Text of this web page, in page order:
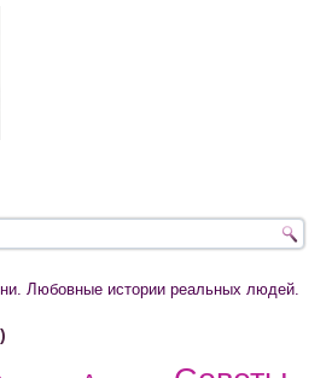
Любовные истории реальных людей.